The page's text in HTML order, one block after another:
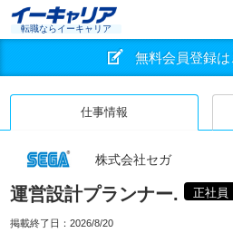
転職ならイーキャリア
無料会員登録
仕事情報
株式会社セガ
運営設計プランナー. 正社員
掲載終了日： 2026/8/20